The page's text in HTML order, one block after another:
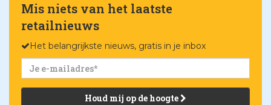
Mis niets van het laatste
retailnieuws
Het belangrijkste nieuws, gratis in je inbox
Houd mij op de hoogte